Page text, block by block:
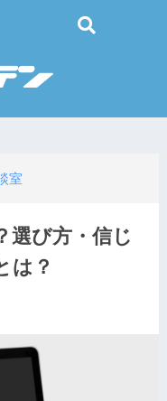
室
選び方・信じ
は？